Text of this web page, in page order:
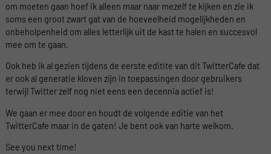
om moeten gaan hoef ik alleen maar naar mezelf te kijken en zie ik
soms een groot zwart gat van de hoeveelheid mogelijkheden en
onbeholpenheid om alles letterlijk uit de kast te halen en succesvol
mee om te gaan.
Ook heb ik al gezien tijdens de eerste editite van dit TwitterCafe dat
er ook al generatie kloven zijn in toepassingen door gebruikers
terwijl Twitter zelf nog niet eens een decennia actief is!
We gaan er mee door en houdt de volgende editie van het
TwitterCafe maar in de gaten! Je bent ook van harte welkom.
See you next time!